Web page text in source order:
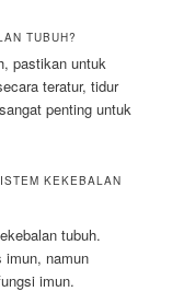
TUBUH?
pastikan untuk
teratur, tidur
penting untuk
KEKEBALAN
tubuh.
imun, namun
imun.